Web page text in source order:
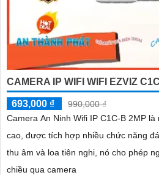
CAMERA IP WIFI WIFI EZVIZ
693,000 ₫
990,000 ₫
Camera An Ninh Wifi IP C1C-B 2MP
cao, được tích hợp nhiều chức năng đáng chú ý.
thu âm và loa tiên nghi, nó cho phép
chiều qua camera